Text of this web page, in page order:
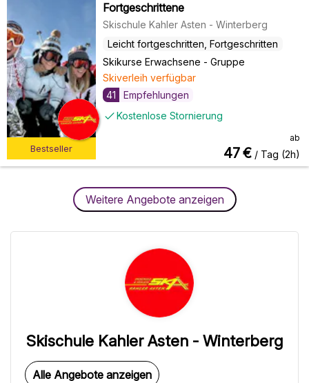
Bestseller
Fortgeschrittene
Skischule Kahler Asten - Winterberg
Leicht fortgeschritten, Fortgeschritten
Skikurse Erwachsene - Gruppe
Skiverleih verfügbar
41
Empfehlungen
Kostenlose Stornierung
ab
47€ / Tag (2h)
Weitere Angebote anzeigen
Skischule Kahler Asten - Winterberg
Alle Angebote anzeigen